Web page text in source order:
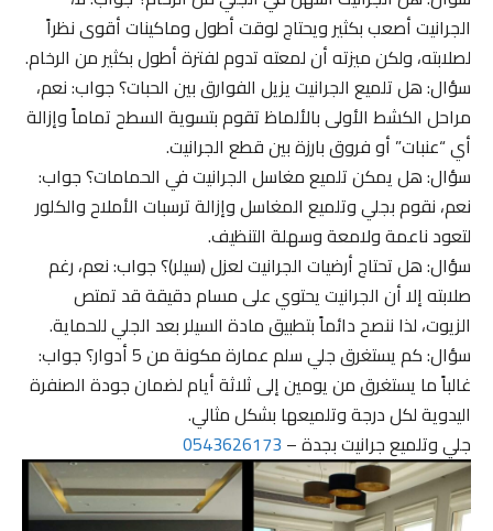
الجرانيت أصعب بكثير ويحتاج لوقت أطول وماكينات أقوى نظراً
لصلابته، ولكن ميزته أن لمعته تدوم لفترة أطول بكثير من الرخام.
سؤال: هل تلميع الجرانيت يزيل الفوارق بين الحبات؟ جواب: نعم،
مراحل الكشط الأولى بالألماظ تقوم بتسوية السطح تماماً وإزالة
أي “عنبات” أو فروق بارزة بين قطع الجرانيت.
سؤال: هل يمكن تلميع مغاسل الجرانيت في الحمامات؟ جواب:
نعم، نقوم بجلي وتلميع المغاسل وإزالة ترسبات الأملاح والكلور
لتعود ناعمة ولامعة وسهلة التنظيف.
سؤال: هل تحتاج أرضيات الجرانيت لعزل (سيلر)؟ جواب: نعم، رغم
صلابته إلا أن الجرانيت يحتوي على مسام دقيقة قد تمتص
الزيوت، لذا ننصح دائماً بتطبيق مادة السيلر بعد الجلي للحماية.
سؤال: كم يستغرق جلي سلم عمارة مكونة من 5 أدوار؟ جواب:
غالباً ما يستغرق من يومين إلى ثلاثة أيام لضمان جودة الصنفرة
اليدوية لكل درجة وتلميعها بشكل مثالي.
جلي وتلميع جرانيت بجدة –0543626173